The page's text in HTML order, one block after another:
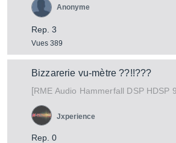
Rep. 3
Vues 389
Anonyme
Bizzarerie vu-mètre ??!!???
[RME Audio Hammerfall DSP HDSP
Rep. 0
Jxperience